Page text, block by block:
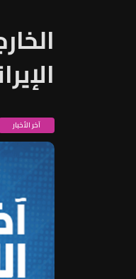
آخر الأخبار